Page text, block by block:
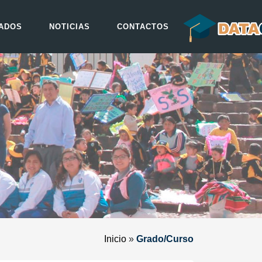
NOTICIAS CONTACTOS
Inicio » Grado/Curso